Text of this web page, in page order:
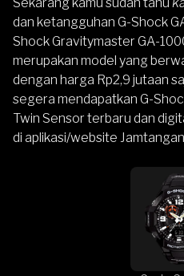
dan ketangguhan G-Shock
Shock Gravitymaster GA-
merupakan model yang
dengan harga Rp2,9 jutaan
segera mendapatkan G-
Twin Sensor terbaru dan
di aplikasi/website